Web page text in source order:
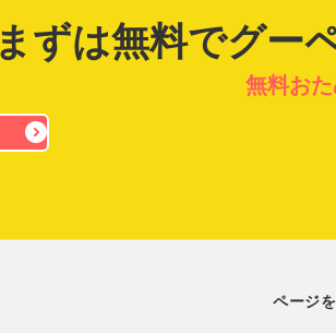
まずは無料でグー
無料お
ページ